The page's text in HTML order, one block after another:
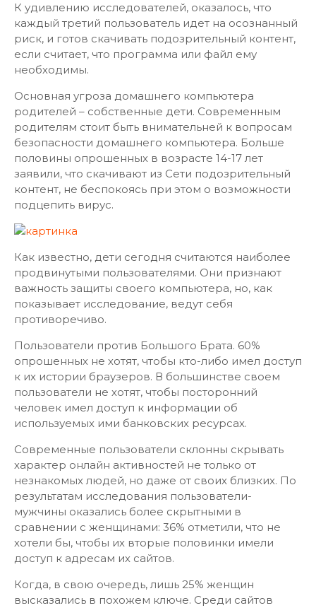
К удивлению исследователей, оказалось, что
каждый третий пользователь идет на осознанный
риск, и готов скачивать подозрительный контент,
если считает, что программа или файл ему
необходимы.
Основная угроза домашнего компьютера
родителей – собственные дети. Современным
родителям стоит быть внимательней к вопросам
безопасности домашнего компьютера. Больше
половины опрошенных в возрасте 14-17 лет
заявили, что скачивают из Сети подозрительный
контент, не беспокоясь при этом о возможности
подцепить вирус.
Как известно, дети сегодня считаются наиболее
продвинутыми пользователями. Они признают
важность защиты своего компьютера, но, как
показывает исследование, ведут себя
противоречиво.
Пользователи против Большого Брата. 60%
опрошенных не хотят, чтобы кто-либо имел доступ
к их истории браузеров. В большинстве своем
пользователи не хотят, чтобы посторонний
человек имел доступ к информации об
используемых ими банковских ресурсах.
Современные пользователи склонны скрывать
характер онлайн активностей не только от
незнакомых людей, но даже от своих близких. По
результатам исследования пользователи-
мужчины оказались более скрытными в
сравнении с женщинами: 36% отметили, что не
хотели бы, чтобы их вторые половинки имели
доступ к адресам их сайтов.
Когда, в свою очередь, лишь 25% женщин
высказались в похожем ключе. Среди сайтов